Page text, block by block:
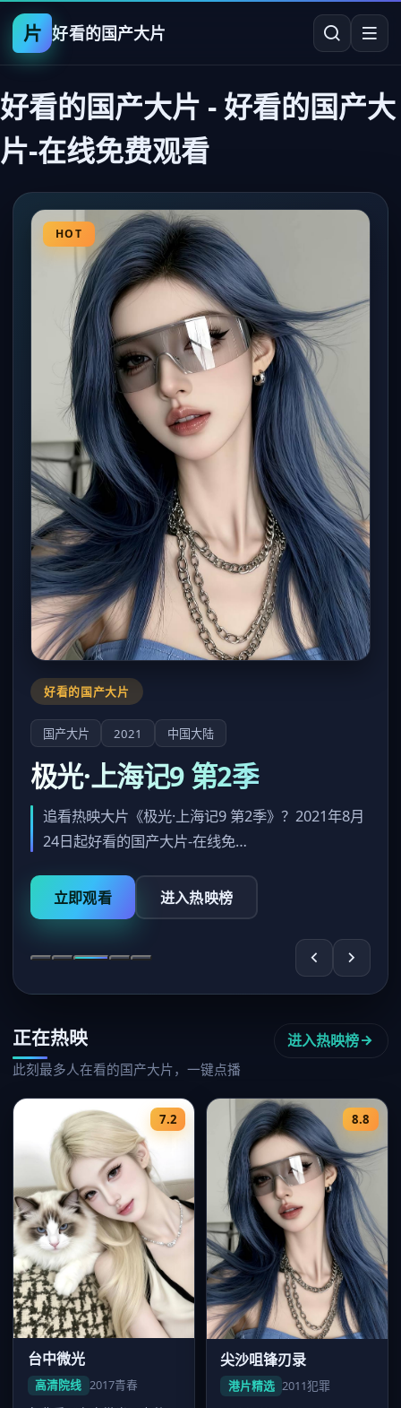
片 好看的国产大片
好看的国产大片 - 好看的国产大
片-在线免费观看
好看的国产大片
国产大片 2021 中国大陆
极光·上海记9 第2季
追看热映大片《极光·上海记9 第2季》？2021年8月
24日起好看的国产大片-在线免…
立即观看 进入热映榜
HOT
正在热映
此刻最多人在看的国产大片，一键点播
进入热映榜
7.2
台中微光
高清院线 2017青春
8.8
尖沙咀锋刃录
港片精选 2011犯罪